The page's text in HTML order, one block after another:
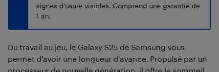
signes d'usure visibles. Comprend une garantie de
1 an.
Du travail au jeu, le Galaxy S25 de Samsung vous
permet d'avoir une longueur d'avance. Propulsé par un
processeur de nouvelle génération, il offre le sommeil